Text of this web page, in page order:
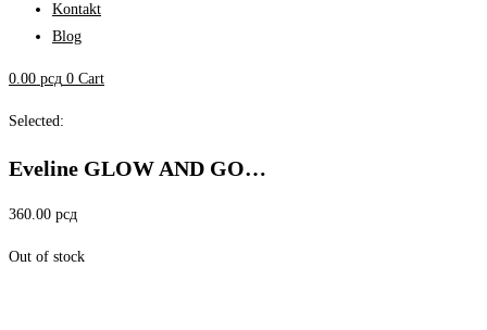
Kontakt
Blog
0.00 рсд 0 Cart
Selected:
Eveline GLOW AND GO…
360.00 рсд
Out of stock